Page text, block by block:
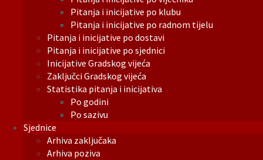
Pitanja i inicijative po klubu
Pitanja i inicijative po radnom tijelu
Pitanja i inicijative po dostavi
Pitanja i inicijative po sjednici
Inicijative Gradskog vijeća
Zaključci Gradskog vijeća
Statistika pitanja i inicijativa
Po godini
Po sazivu
Sjednice
Arhiva zaključaka
Arhiva poziva